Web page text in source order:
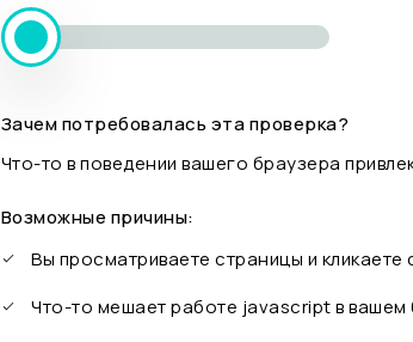
Зачем потребовалась эта проверка?
Что-то в поведении вашего браузера
Возможные причины:
Вы просматриваете страницы и
Что-то мешает работе javascript в вашем